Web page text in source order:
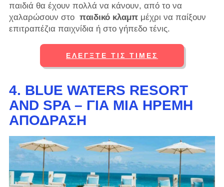
παιδιά θα έχουν πολλά να κάνουν, από το να
χαλαρώσουν στο παιδικό κλαμπμέχρι να παίξουν
επιτραπέζια παιχνίδια ή στο γήπεδο τένις.
ΕΛΈΓΞΤΕ ΤΙΣ ΤΙΜΈΣ
4. BLUE WATERS RESORT
AND SPA – ΓΙΑ ΜΙΑ ΉΡΕΜΗ
ΑΠΌΔΡΑΣΗ